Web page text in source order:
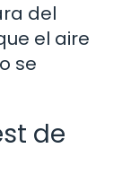
del
el aire
se
de